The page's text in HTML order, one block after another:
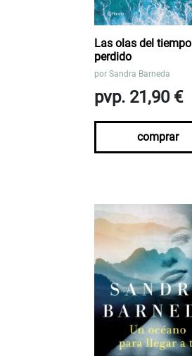
Las olas del tiempo
perdido
por Sandra Barneda
pvp. 21,90 €
comprar